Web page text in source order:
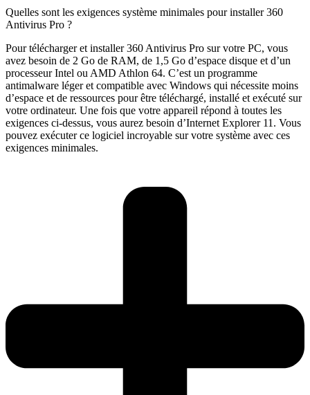
Quelles sont les exigences système minimales pour installer 360
Antivirus Pro ?
Pour télécharger et installer 360 Antivirus Pro sur votre PC, vous
avez besoin de 2 Go de RAM, de 1,5 Go d’espace disque et d’un
processeur Intel ou AMD Athlon 64. C’est un programme
antimalware léger et compatible avec Windows qui nécessite moins
d’espace et de ressources pour être téléchargé, installé et exécuté sur
votre ordinateur. Une fois que votre appareil répond à toutes les
exigences ci-dessus, vous aurez besoin d’Internet Explorer 11. Vous
pouvez exécuter ce logiciel incroyable sur votre système avec ces
exigences minimales.